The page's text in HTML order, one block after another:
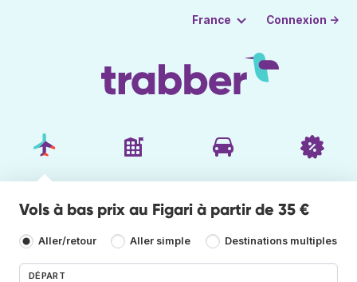
France Connexion →
Vols à bas prix au Figari à partir de 35 €
Aller/retour Aller simple Destinations multiples
DÉPART